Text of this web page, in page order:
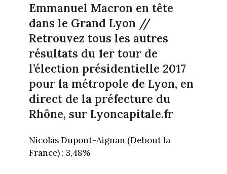
Emmanuel Macron en tête
dans le Grand Lyon //
Retrouvez tous les autres
résultats du 1er tour de
l’élection présidentielle 2017
pour la métropole de Lyon, en
direct de la préfecture du
Rhône, sur Lyoncapitale.fr
Nicolas Dupont-Aignan (Debout la
France) : 3,48%